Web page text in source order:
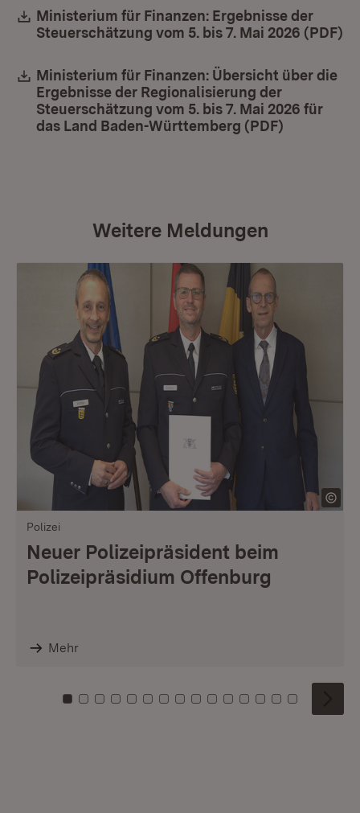
Download:
Ministerium für Finanzen: Ergebnisse der
Steuerschätzung vom 5. bis 7. Mai 2026 (PDF)
Download:
Ministerium für Finanzen: Übersicht über die
Ergebnisse der Regionalisierung der
Steuerschätzung vom 5. bis 7. Mai 2026 für
das Land Baden-Württemberg (PDF)
Weitere Meldungen
Polizei
Neuer Polizeipräsident beim
Polizeipräsidium Offenburg
Mehr
Zu Kachel: 0
Zu Kachel: 1
Zu Kachel: 2
Zu Kachel: 3
Zu Kachel: 4
Zu Kachel: 5
Zu Kachel: 6
Zu Kachel: 7
Zu Kachel: 8
Zu Kachel: 9
Zu Kachel: 10
Zu Kachel: 11
Zu Kachel: 12
Zu Kachel:
Zu